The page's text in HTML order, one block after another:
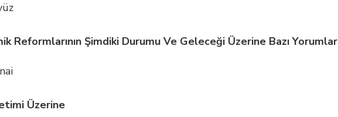
Reformlarının Şimdiki Durumu Ve Geleceği Üzerine Bazı Yorumlar
Üzerine